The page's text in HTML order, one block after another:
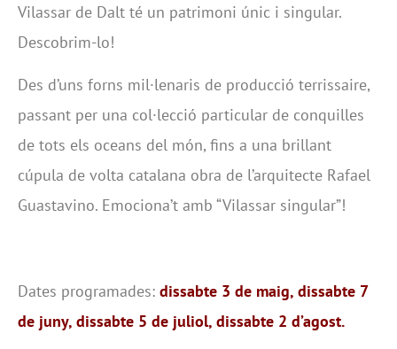
Vilassar de Dalt té un patrimoni únic i singular.
Descobrim-lo!
Des d’uns forns mil·lenaris de producció terrissaire,
passant per una col·lecció particular de conquilles
de tots els oceans del món, fins a una brillant
cúpula de volta catalana obra de l’arquitecte Rafael
Guastavino. Emociona’t amb “Vilassar singular”!
Dates programades: dissabte 3 de maig, dissabte 7
de juny, dissabte 5 de juliol, dissabte 2 d’agost.